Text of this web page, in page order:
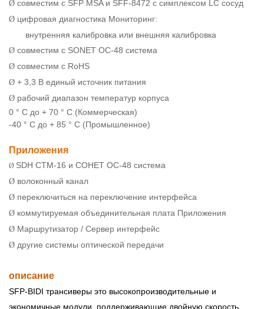
Ø совместим с SFP MSA и SFF-8472 с симплексом LC сосуд
Ø цифровая диагностика Мониторинг:
внутренняя калибровка или внешняя калибровка
Ø совместим с SONET ОС-48 система
Ø совместим с RoHS
Ø + 3,3 В единый источник питания
Ø рабочий диапазон температур корпуса
0 ° C до + 70 ° C (Коммерческая)
-40 ° C до + 85 ° C (Промышленное)
Приложения
Ø SDH СТМ-16 и СОНЕТ ОС-48 система
Ø волоконный канал
Ø переключиться на переключение интерфейса
Ø коммутируемая объединительная плата Приложения
Ø Маршрутизатор / Сервер интерфейс
Ø другие системы оптической передачи
описание
SFP-BIDI трансиверы это высокопроизводительные и
экономичные модули, поддерживающие двойную скорость